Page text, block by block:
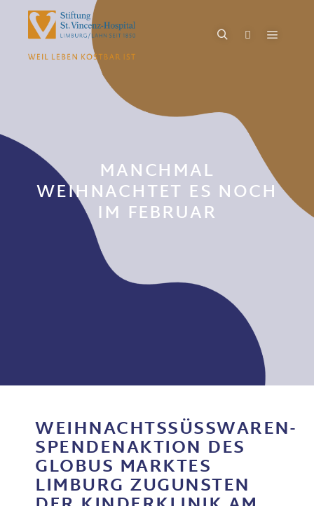
MANCHMAL
WEIHNACHTET ES NOCH
IM FEBRUAR
WEIHNACHTSSÜSSWAREN-S
PENDENAKTION DES G
LOBUS MARKTES L
IMBURG ZUGUNSTEN D